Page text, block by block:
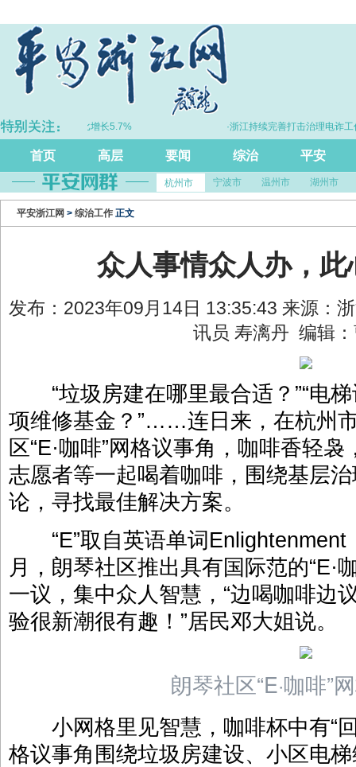
江GDP同比增长5.7% ·浙江持续完善打击治理电诈工作体系
首页 高层 要闻 综治 平安
杭州市 宁波市 温州市 湖州市
平安浙江网 > 综治工作 正文
众人事情众人办，
发布：2023年09月14日 13:35:43 来源：
讯员 寿漓丹 编辑
“垃圾房建在哪里最合适？”“电梯
项维修基金？”……连日来，在杭州
区“E·咖啡”网格议事角，咖啡香轻
志愿者等一起喝着咖啡，围绕基层
论，寻找最佳解决方案。
“E”取自英语单词Enlightenment
月，朗琴社区推出具有国际范的“E·
一议，集中众人智慧，“边喝咖啡边
验很新潮很有趣！”居民邓大姐说。
朗琴社区“E·咖啡”
小网格里见智慧，咖啡杯中有“回
格议事角围绕垃圾房建设、小区电